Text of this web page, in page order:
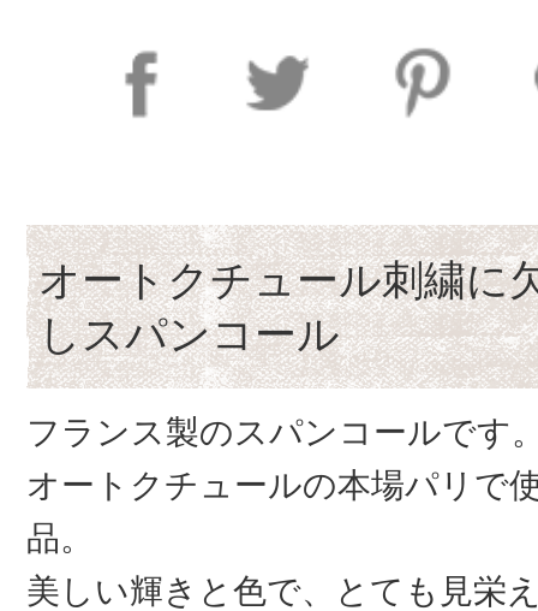
オートクチュール刺繍に
しスパンコール
フランス製のスパンコールです
オートクチュールの本場パリで
品。
美しい輝きと色で、とても見栄